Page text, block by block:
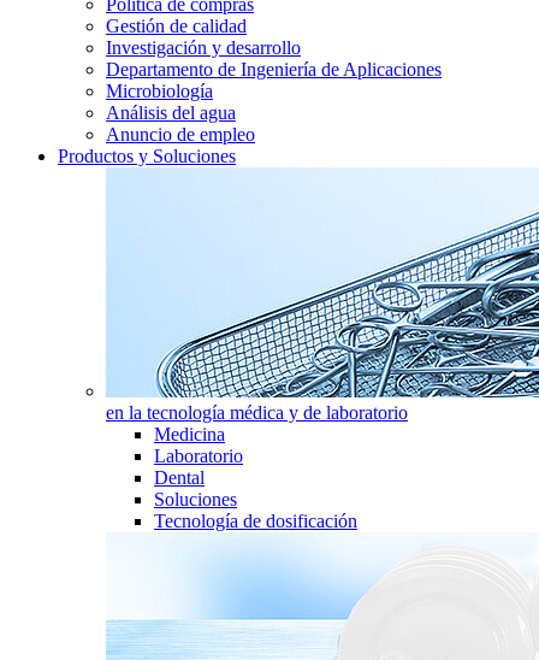
Política de compras
Gestión de calidad
Investigación y desarrollo
Departamento de Ingeniería de Aplicaciones
Microbiología
Análisis del agua
Anuncio de empleo
Productos y Soluciones
en la tecnología médica y de laboratorio
Medicina
Laboratorio
Dental
Soluciones
Tecnología de dosificación